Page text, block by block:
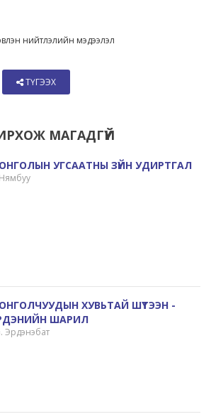
нийтлэлийн мэдээлэл
ТҮГЭЭХ
МАГАДГҮЙ
УГСААТНЫ ЗҮЙН УДИРТГАЛ
ХУВЬТАЙ ШҮТЭЭН -
ШАРИЛ
Эрдэнэбат